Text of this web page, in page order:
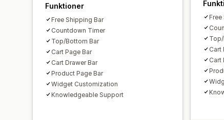
Funktioner
Free Shipping Bar
Countdown Timer
Top/Bottom Bar
Cart Page Bar
Cart Drawer Bar
Product Page Bar
Widget Customization
Knowledgeable Support
Free
Cart
Cart